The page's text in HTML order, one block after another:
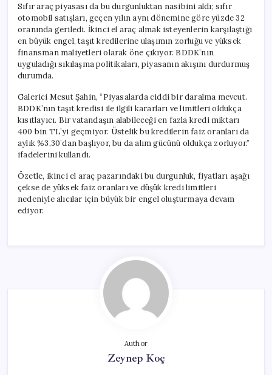
Sıfır araç piyasası da bu durgunluktan nasibini aldı; sıfır
otomobil satışları, geçen yılın aynı dönemine göre yüzde 32
oranında geriledi. İkinci el araç almak isteyenlerin karşılaştığı
en büyük engel, taşıt kredilerine ulaşımın zorluğu ve yüksek
finansman maliyetleri olarak öne çıkıyor. BDDK’nın
uyguladığı sıkılaşma politikaları, piyasanın akışını durdurmuş
durumda.
Galerici Mesut Şahin, “Piyasalarda ciddi bir daralma mevcut.
BDDK’nın taşıt kredisi ile ilgili kararları ve limitleri oldukça
kısıtlayıcı. Bir vatandaşın alabileceği en fazla kredi miktarı
400 bin TL’yi geçmiyor. Üstelik bu kredilerin faiz oranları da
aylık %3,30’dan başlıyor, bu da alım gücünü oldukça zorluyor.”
ifadelerini kullandı.
Özetle, ikinci el araç pazarındaki bu durgunluk, fiyatları aşağı
çekse de yüksek faiz oranları ve düşük kredi limitleri
nedeniyle alıcılar için büyük bir engel oluşturmaya devam
ediyor.
Author
Zeynep Koç